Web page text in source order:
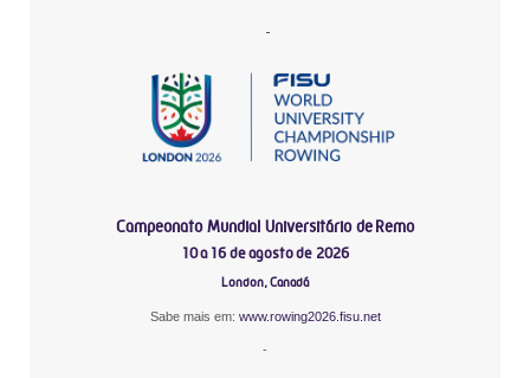
-
Campeonato Mundial Universitário de Remo
10 a 16 de agosto de 2026
London, Canadá
Sabe mais em: www.rowing2026.fisu.net
-